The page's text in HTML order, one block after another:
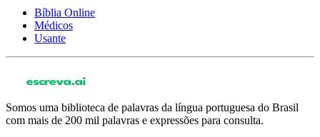
Bíblia Online
Médicos
Usante
Somos uma biblioteca de palavras da língua portuguesa do Brasil
com mais de 200 mil palavras e expressões para consulta.